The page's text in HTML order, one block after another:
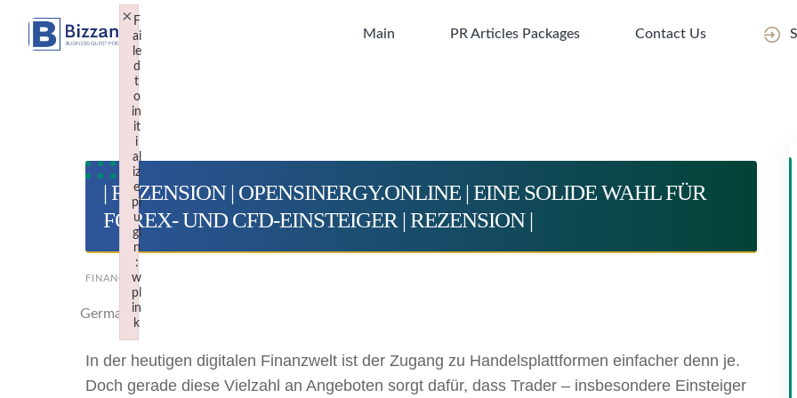
content
Main PR Articles Packages Contact Us
| REZENSION | OPENSINERGY.ONLINE | EINE SOLIDE WAHL FÜR
FOREX- UND CFD-EINSTEIGER | REZENSION |
FINANCE
Germany
In der heutigen digitalen Finanzwelt ist der Zugang zu Handelsplattformen einfacher denn je.
Doch gerade diese Vielzahl an Angeboten sorgt dafür, dass Trader – insbesondere Einsteiger
F
ai
le
d
t
o
in
it
i
al
iz
e
pl
u
gi
n
:
w
pl
in
k
×
Failed to initialize plugin: wplink